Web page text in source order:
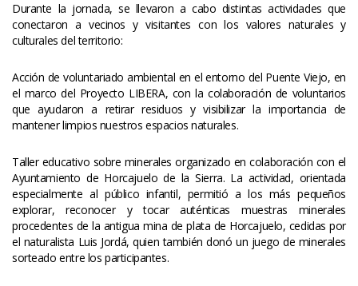
Durante la jornada, se llevaron a cabo distintas actividades que
conectaron a vecinos y visitantes con los valores naturales y
culturales del territorio:
Acción de voluntariado ambiental en el entorno del Puente Viejo, en
el marco del Proyecto LIBERA, con la colaboración de voluntarios
que ayudaron a retirar residuos y visibilizar la importancia de
mantener limpios nuestros espacios naturales.
Taller educativo sobre minerales organizado en colaboración con el
Ayuntamiento de Horcajuelo de la Sierra. La actividad, orientada
especialmente al público infantil, permitió a los más pequeños
explorar, reconocer y tocar auténticas muestras minerales
procedentes de la antigua mina de plata de Horcajuelo, cedidas por
el naturalista Luis Jordá, quien también donó un juego de minerales
orteado entre los participantes.